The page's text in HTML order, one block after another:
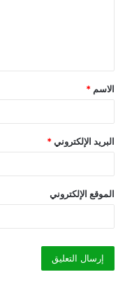
الاسم*
البريد الإلكتروني*
الموقع الإلكتروني